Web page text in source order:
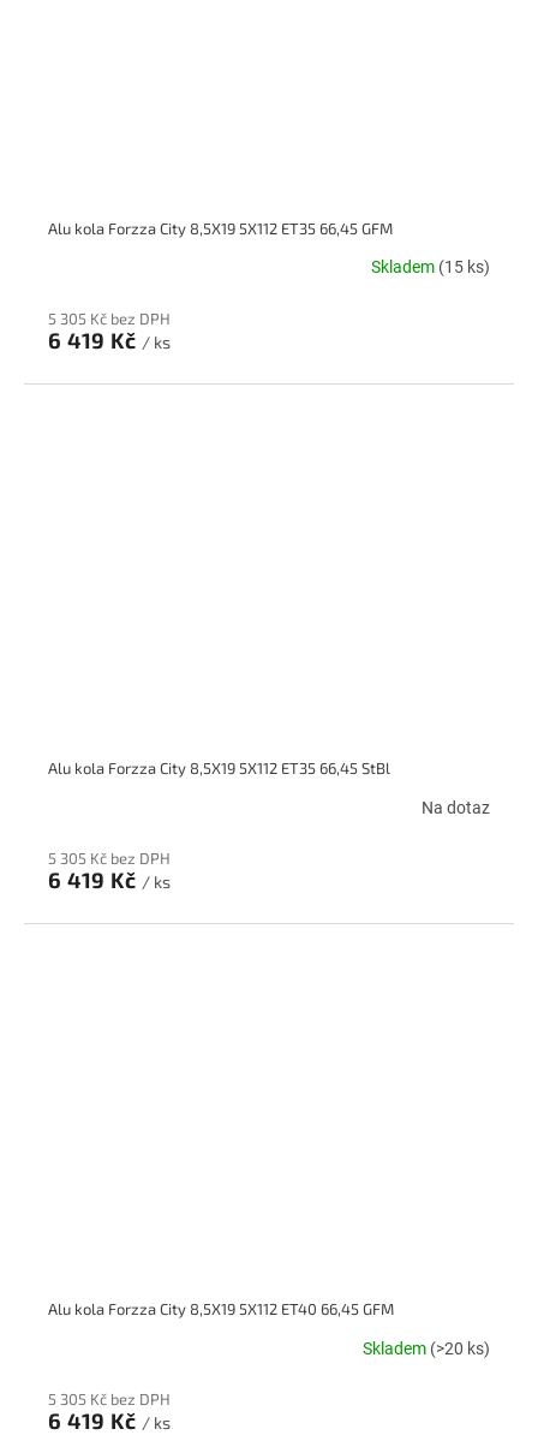
Alu kola Forzza City 8,5X19 5X112 ET35 66,45 GFM
Skladem (15 ks)
5 305 Kč bez DPH
6 419 Kč / ks
Alu kola Forzza City 8,5X19 5X112 ET35 66,45 StBl
Na dotaz
5 305 Kč bez DPH
6 419 Kč / ks
Alu kola Forzza City 8,5X19 5X112 ET40 66,45 GFM
Skladem (>20 ks)
5 305 Kč bez DPH
6 419 Kč / ks